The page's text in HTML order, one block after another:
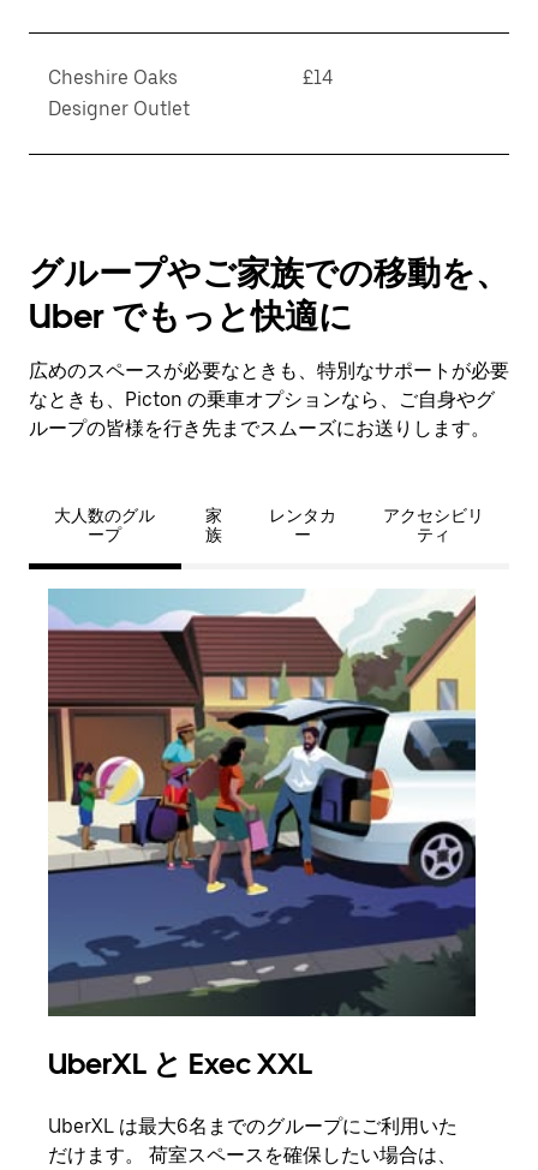
Cheshire Oaks
Designer Outlet
£14
グループやご家族での移動を、
Uber でもっと快適に
広めのスペースが必要なときも、特別なサポートが必要
なときも、Picton の乗車オプションなら、ご自身やグ
ループの皆様を行き先までスムーズにお送りします。
大人数のグル
ープ
家
族
レンタカ
ー
アクセシビリ
ティ
UberXL と Exec XXL
UberXL は最大6名までのグループにご利用いた
だけます。 荷室スペースを確保したい場合は、